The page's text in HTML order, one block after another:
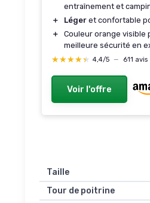
entraînement et
＋
Léger et confortable
＋
Couleur orange visible
meilleure sécurité en
★★★★★
★★★★★ 4,4/5 — 611 avis
Voir l'offre
Taille
Tour de poitrine